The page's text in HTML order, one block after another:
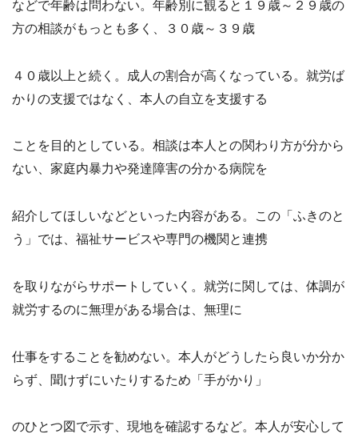
などで年齢は問わない。年齢別に観ると１９歳～２９歳の
方の相談がもっとも多く、３０歳～３９歳
４０歳以上と続く。成人の割合が高くなっている。就労ば
かりの支援ではなく、本人の自立を支援する
ことを目的としている。相談は本人との関わり方が分から
ない、家庭内暴力や発達障害の分かる病院を
紹介してほしいなどといった内容がある。この「ふきのと
う」では、福祉サービスや専門の機関と連携
を取りながらサポートしていく。就労に関しては、体調が
就労するのに無理がある場合は、無理に
仕事をすることを勧めない。本人がどうしたら良いか分か
らず、聞けずにいたりするため「手がかり」
のひとつ図で示す、現地を確認するなど。本人が安心して